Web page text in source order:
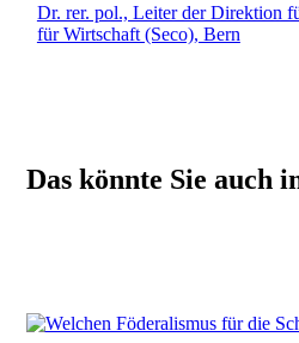
Dr. rer. pol., Leiter der Direktion
für Wirtschaft (Seco), Bern
Das könnte Sie auch